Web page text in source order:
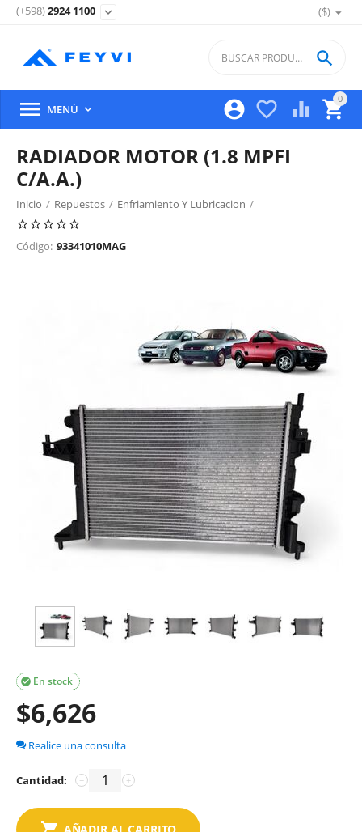
($)
(+598)2924 1100 expand_more
0

 


 MENÚ 
RADIADOR MOTOR (1.8 MPFI
C/A.A.)
Inicio / Repuestos / Enfriamiento Y Lubricacion /
Radiador De Motor Y Partes
Código: 93341010MAG
En stock

$6,626
Realice una consulta
Cantidad: +
−